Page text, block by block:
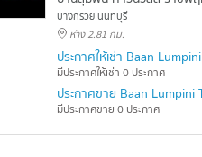
- Pinklao
บางกรวย นนทบุรี
ห่าง 2.81 กม.
ประกาศให้เช่า Baan
มีประกาศให้เช่า 0 ประกาศ
ประกาศขาย Baan
มีประกาศขาย 0 ประกาศ